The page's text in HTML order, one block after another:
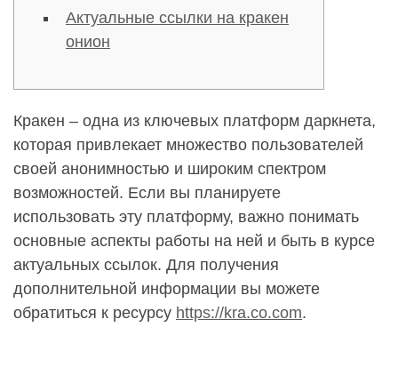
Актуальные ссылки на кракен
онион
Кракен – одна из ключевых платформ даркнета,
которая привлекает множество пользователей
своей анонимностью и широким спектром
возможностей. Если вы планируете
использовать эту платформу, важно понимать
основные аспекты работы на ней и быть в курсе
актуальных ссылок. Для получения
дополнительной информации вы можете
обратиться к ресурсу https://kra.co.com.